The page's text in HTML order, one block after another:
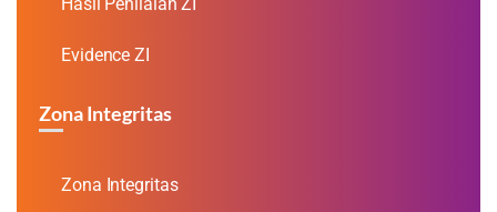
Evidence ZI
Zona Integritas
Zona Integritas